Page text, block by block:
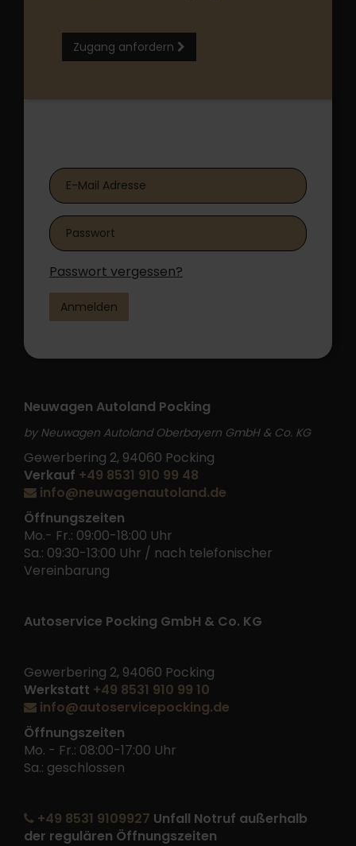
Zugang anfordern
Passwort vergessen?
Anmelden
Neuwagen Autoland Pocking
by Neuwagen Autoland Oberbayern GmbH & Co. KG
Gewerbering 2, 94060 Pocking
Verkauf +49 8531 910 99 48
info@neuwagenautoland.de
Öffnungszeiten
Mo.- Fr.: 09:00-18:00 Uhr
Sa.: 09:30-13:00 Uhr / nach telefonischer
Vereinbarung
Autoservice Pocking GmbH & Co. KG
Gewerbering 2, 94060 Pocking
Werkstatt +49 8531 910 99 10
info@autoservicepocking.de
Öffnungszeiten
Mo. - Fr.: 08:00-17:00 Uhr
Sa.: geschlossen
+49 8531 9109927 Unfall Notruf außerhalb
der regulären Öffnungszeiten